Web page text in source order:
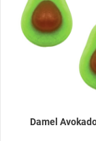
Damel